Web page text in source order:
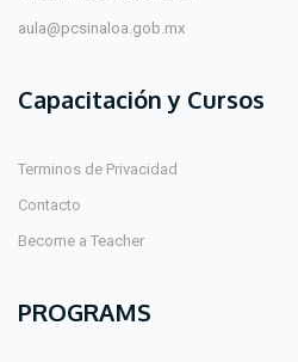
aula@pcsinaloa.gob.mx
Capacitación y Cursos
Terminos de Privacidad
Contacto
Become a Teacher
PROGRAMS